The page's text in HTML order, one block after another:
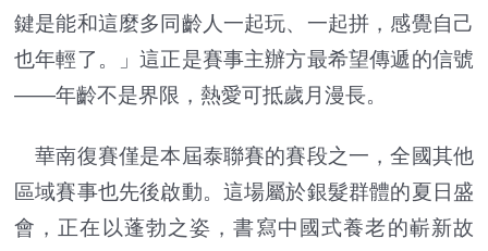
鍵是能和這麼多同齡人一起玩、一起拼，感覺自己
也年輕了。」這正是賽事主辦方最希望傳遞的信號
——年齡不是界限，熱愛可抵歲月漫長。
華南復賽僅是本屆泰聯賽的賽段之一，全國其他
區域賽事也先後啟動。這場屬於銀髮群體的夏日盛
會，正在以蓬勃之姿，書寫中國式養老的嶄新故